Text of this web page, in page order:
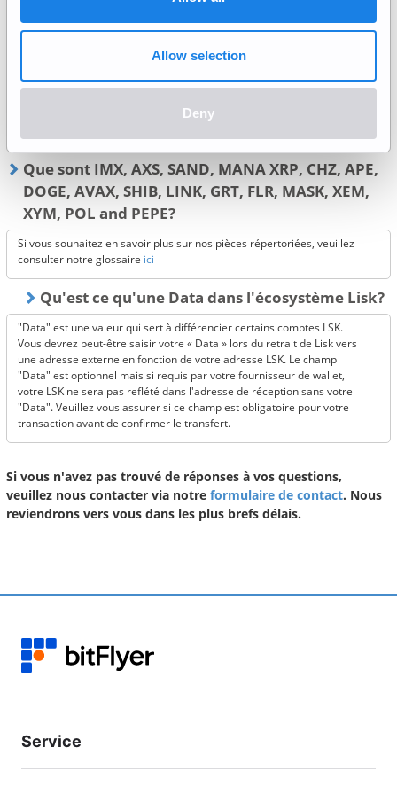
Allow selection
Deny
dur, clé USB, etc.) ou des logiciels (Metamask, Bitcoin Core, etc.), sans
En général, cette méthode permet au client, propriétaire des actifs
cryptographiques, de gérer directement la clé privée et de contrôler
Veuillez contacter le prestataire de services pour obtenir des
Que sont IMX, AXS, SAND, MANA XRP, CHZ, APE,
DOGE, AVAX, SHIB, LINK, GRT, FLR, MASK, XEM,
XYM, POL and PEPE?
Si vous souhaitez en savoir plus sur nos pièces répertoriées, veuillez
consulter notre glossaire ici
Qu'est ce qu'une Data dans l'écosystème Lisk?
"Data" est une valeur qui sert à différencier certains comptes LSK.
Vous devrez peut-être saisir votre « Data » lors du retrait de Lisk vers
une adresse externe en fonction de votre adresse LSK. Le champ
"Data" est optionnel mais si requis par votre fournisseur de wallet,
votre LSK ne sera pas reflété dans l'adresse de réception sans votre
"Data". Veuillez vous assurer si ce champ est obligatoire pour votre
transaction avant de confirmer le transfert.
Si vous n'avez pas trouvé de réponses à vos questions,
veuillez nous contacter via notre formulaire de contact. Nous
reviendrons vers vous dans les plus brefs délais.
Service